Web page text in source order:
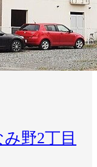
野2丁目